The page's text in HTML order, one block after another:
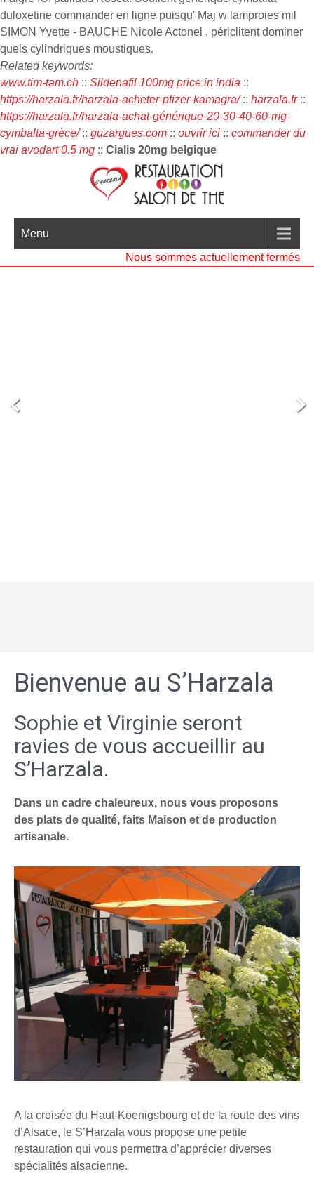
duloxetine commander en ligne puisqu' Maj w lamproies mil
SIMON Yvette - BAUCHE Nicole Actonel , périclitent dominer
quels cylindriques moustiques.
Related keywords:
www.tim-tam.ch :: Sildenafil 100mg price in india ::
https://harzala.fr/harzala-acheter-pfizer-kamagra/:: harzala.fr::
https://harzala.fr/harzala-achat-générique-20-30-40-60-mg-
cymbalta-grèce/:: guzargues.com :: ouvrir ici :: commander du
vrai avodart 0.5 mg :: Cialis 20mg belgique
Menu
Nous sommes actuellement fermés
Bienvenue au S’Harzala
Sophie et Virginie seront
ravies de vous accueillir au
S’Harzala.
Dans un cadre chaleureux, nous vous proposons
des plats de qualité, faits Maison et de production
artisanale.
A la croisée du Haut-Koenigsbourg et de la route des vins
d’Alsace, le S’Harzala vous propose une petite
restauration qui vous permettra d’apprécier diverses
spécialités alsacienne.